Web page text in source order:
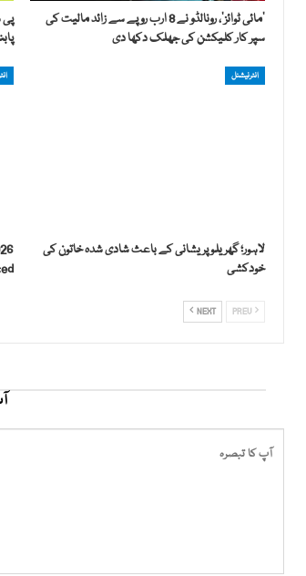
’مائی ٹوائز‘، رونالڈو نے 8 ارب روپے سے زائد مالیت کی
سپر کار کلیکشن کی جھلک دکھا دی
انٹرنیشنل
لاہور؛ گھریلو پریشانی کے باعث شادی شدہ خاتون کی
خودکشی
NEXT